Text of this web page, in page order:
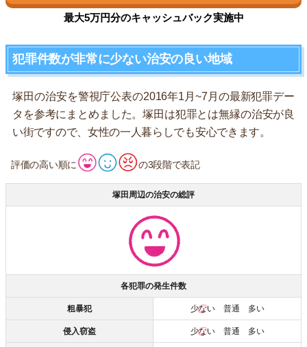
最大5万円分のキャッシュバック実施中
犯罪件数が非常に少ない治安の良い地域
塚田の治安を警視庁公表の2016年1月~7月の最新犯罪デー
タを参考にまとめました。塚田は犯罪とは無縁の治安が良
い街ですので、女性の一人暮らしでも安心できます。
評価の高い順に の3段階で表記
塚田周辺の治安の総評
各犯罪の発生件数
粗暴犯 少ない普通 多い
侵入窃盗 少ない普通 多い